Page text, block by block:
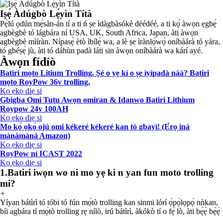
Iṣẹ́ Àdúgbò Lẹ́yìn Títà
Pẹ̀lú ọdún mẹ́sàn-án tí a ti ń ṣe ìdàgbàsókè déédéé, a ti kọ́ àwọn ẹgbẹ́
agbègbè tó lágbára ní USA, UK, South Africa, Japan, àti àwọn
agbègbè mìíràn. Nípasẹ̀ ètò ìbílẹ̀ wa, a lè ṣe ìrànlọ́wọ́ oníbàárà tó yára,
tó gbéṣẹ́ jù, àti tó dáhùn padà láti sin àwọn oníbàárà wa kárí ayé.
Àwọn fídíò
Batiri mọto Litium Trolling. Ṣé o yẹ kí o ṣe ìyípadà náà? Batiri
mọto RoyPow 36v trolling.
Kọ ẹkọ diẹ si
Gbigba Omi Tutu Awọn omiran & Idanwo Batiri Lithium
Roypow 24v 100AH
Kọ ẹkọ diẹ si
Mo kọ́ ọkọ̀ ojú omi kékeré kékeré kan tó gbayì! (Ẹ̀rọ iná
mànàmáná Amazon)
Kọ ẹkọ diẹ si
RoyPow ní ICAST 2022
Kọ ẹkọ diẹ si
1.Batiri iwọn wo ni mo yẹ ki n yan fun moto trolling
mi?
+
Yíyan bátìrì tó tóbi tó fún mọ́tò trolling kan sinmi lórí ọ̀pọ̀lọpọ̀ nǹkan,
bíi agbára tí mọ́tò trolling rẹ nílò, irú bátìrì, àkókò tí o fẹ́ lò, àti bẹ́ẹ̀ bẹ́ẹ̀